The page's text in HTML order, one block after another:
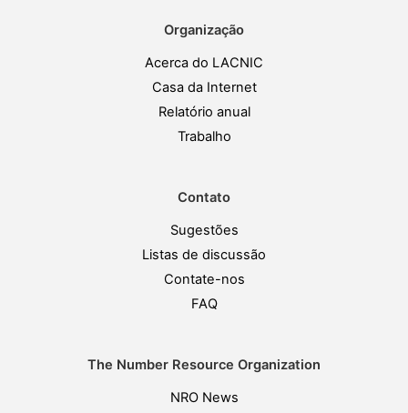
Organização
Acerca do LACNIC
Casa da Internet
Relatório anual
Trabalho
Contato
Sugestões
Listas de discussão
Contate-nos
FAQ
The Number Resource Organization
NRO News